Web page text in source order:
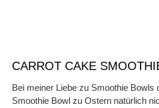
CARROT CAKE
Bei meiner Liebe zu Smoothie Bowls
Smoothie Bowl zu Ostern natürlich